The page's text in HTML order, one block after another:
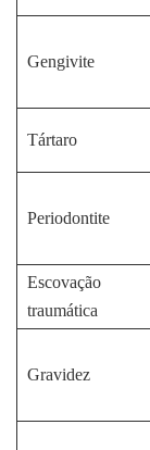
Gengivite
Tártaro
Periodontite
Escovação
traumática
Gravidez